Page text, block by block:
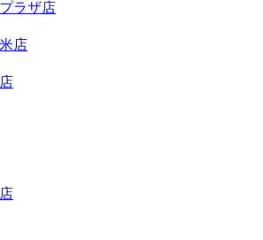
ラザ店
店